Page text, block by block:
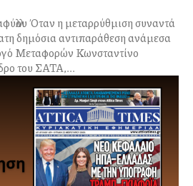
συναντά
Μεταφορών Κωνσταντίνο
του ΣΑΤΑ,...